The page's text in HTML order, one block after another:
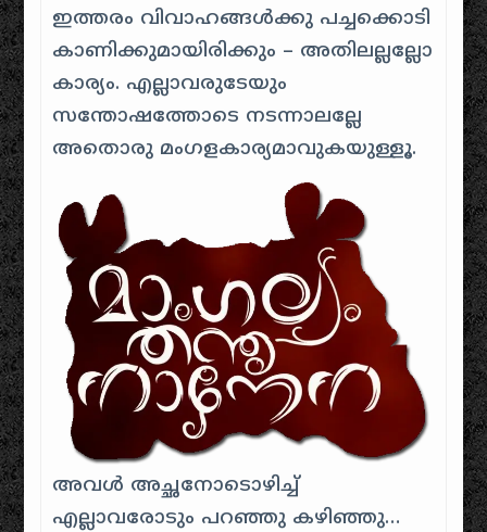
ഇത്തരം വിവാഹങ്ങള്‍ക്കു പച്ചക്കൊടി
കാണിക്കുമായിരിക്കും – അതിലല്ലല്ലോ
കാര്യം. എല്ലാവരുടേയും
സന്തോഷത്തോടെ നടന്നാലല്ലേ
അതൊരു മംഗളകാര്യമാവുകയുള്ളൂ.
അവള്‍ അച്ഛനോടൊഴിച്ച്
എല്ലാവരോടും പറഞ്ഞു കഴിഞ്ഞു…